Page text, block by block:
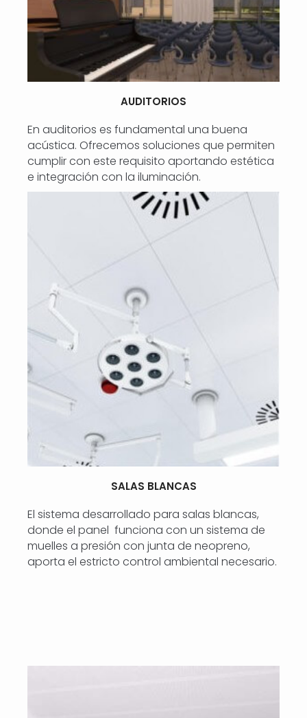
AUDITORIOS
En auditorios es fundamental una buena
acústica. Ofrecemos soluciones que permiten
cumplir con este requisito aportando estética
e integración con la iluminación.
SALAS BLANCAS
El sistema desarrollado para salas blancas,
donde el panel funciona con un sistema de
muelles a presión con junta de neopreno,
aporta el estricto control ambiental necesario.